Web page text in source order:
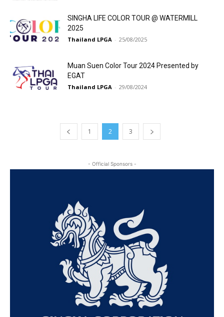
SINGHA LIFE COLOR TOUR @ WATERMILL
2025
Thailand LPGA - 25/08/2025
Muan Suen Color Tour 2024 Presented by
EGAT
Thailand LPGA - 29/08/2024
1 2 3
- Official Sponsors -